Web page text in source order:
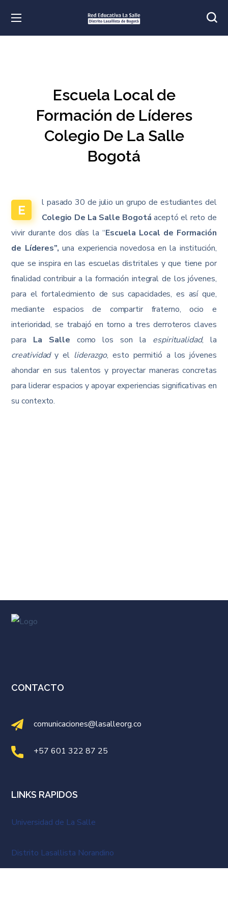
Escuela Local de
Formación de Líderes
Colegio De La Salle
Bogotá
E
l pasado 30 de julio un grupo de estudiantes del
Colegio De La Salle Bogotá aceptó el reto de
vivir durante dos días la “Escuela Local de Formación
de Líderes”, una experiencia novedosa en la institución,
que se inspira en las escuelas distritales y que tiene por
finalidad contribuir a la formación integral de los jóvenes,
para el fortalecimiento de sus capacidades, es así que,
mediante espacios de compartir fraterno, ocio e
interioridad, se trabajó en torno a tres derroteros claves
para La Salle como los son la espiritualidad, la
creatividady el liderazgo, esto permitió a los jóvenes
ahondar en sus talentos y proyectar maneras concretas
para liderar espacios y apoyar experiencias significativas en
su contexto.
CONTACTO
comunicaciones@lasalleorg.co
+57 601 322 87 25
LINKS RAPIDOS
Universidad de La Salle
Distrito Lasallista Norandino